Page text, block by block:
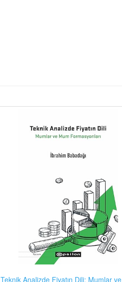
Teknik Analizde Fiyatın Dili: Mumlar ve